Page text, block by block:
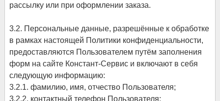
рассылку или при оформлении заказа.
3.2. Персональные данные, разрешённые к обработке
в рамках настоящей Политики конфиденциальности,
предоставляются Пользователем путём заполнения
форм на сайте Констант-Сервис и включают в себя
следующую информацию:
3.2.1. фамилию, имя, отчество Пользователя;
3.2.2. контактный телефон Пользователя;